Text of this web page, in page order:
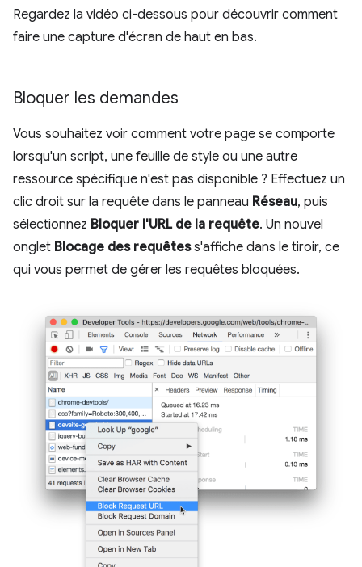
Regardez la vidéo ci-dessous pour découvrir comment
faire une capture d'écran de haut en bas.
Bloquer les demandes
Vous souhaitez voir comment votre page se comporte
lorsqu'un script, une feuille de style ou une autre
ressource spécifique n'est pas disponible ? Effectuez un
clic droit sur la requête dans le panneau Réseau, puis
sélectionnez Bloquer l'URL de la requête. Un nouvel
onglet Blocage des requêtess'affiche dans le tiroir, ce
qui vous permet de gérer les requêtes bloquées.